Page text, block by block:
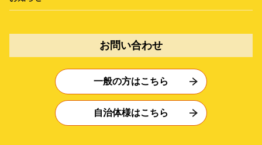
お問い合わせ
一般の方はこちら
自治体様はこちら